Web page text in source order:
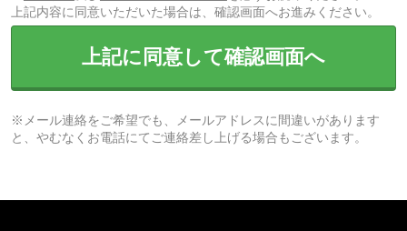
上記内容に同意いただいた場合は、確認画面へお進みください。
上記に同意して確認画面へ
※メール連絡をご希望でも、メールアドレスに間違いがあります
と、やむなくお電話にてご連絡差し上げる場合もございます。